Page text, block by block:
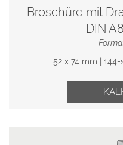
Broschüre mit
DIN
52 x 74 mm |